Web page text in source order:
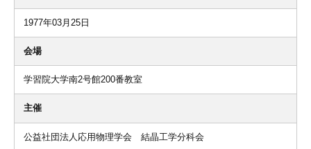
1977年03月25日
会場
学習院大学南2号館200番教室
主催
公益社団法人応用物理学会 結晶工学分科会